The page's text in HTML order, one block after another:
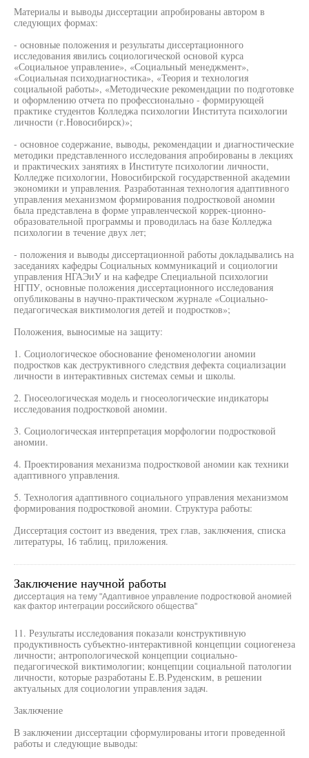
Материалы и выводы диссертации апробированы автором в
следующих формах:
- основные положения и результаты диссертационного
исследования явились социологической основой курса
«Социальное управление», «Социальный менеджмент»,
«Социальная психодиагностика», «Теория и технология
социальной работы», «Методические рекомендации по подготовке
и оформлению отчета по профессионально - формирующей
практике студентов Колледжа психологии Института психологии
личности (г.Новосибирск)»;
- основное содержание, выводы, рекомендации и диагностические
методики представленного исследования апробированы в лекциях
и практических занятиях в Институте психологии личности,
Колледже психологии, Новосибирской государственной академии
экономики и управления. Разработанная технология адаптивного
управления механизмом формирования подростковой аномии
была представлена в форме управленческой коррек-ционно-
образовательной программы и проводилась на базе Колледжа
психологии в течение двух лет;
- положения и выводы диссертационной работы докладывались на
заседаниях кафедры Социальных коммуникаций и социологии
управления НГАЭиУ и на кафедре Специальной психологии
НГПУ, основные положения диссертационного исследования
опубликованы в научно-практическом журнале «Социально-
педагогическая виктимология детей и подростков»;
Положения, выносимые на защиту:
1. Социологическое обоснование феноменологии аномии
подростков как деструктивного следствия дефекта социализации
личности в интерактивных системах семьи и школы.
2. Гносеологическая модель и гносеологические индикаторы
исследования подростковой аномии.
3. Социологическая интерпретация морфологии подростковой
аномии.
4. Проектирования механизма подростковой аномии как техники
адаптивного управления.
5. Технология адаптивного социального управления механизмом
формирования подростковой аномии. Структура работы:
Диссертация состоит из введения, трех глав, заключения, списка
литературы, 16 таблиц, приложения.
Заключение научной работы
диссертация на тему "Адаптивное управление подростковой аномией
как фактор интеграции российского общества"
11. Результаты исследования показали конструктивную
продуктивность субъектно-интерактивной концепции социогенеза
личности; антропологической концепции социально-
педагогической виктимологии; концепции социальной патологии
личности, которые разработаны Е.В.Руденским, в решении
актуальных для социологии управления задач.
Заключение
В заключении диссертации сформулированы итоги проведенной
работы и следующие выводы: